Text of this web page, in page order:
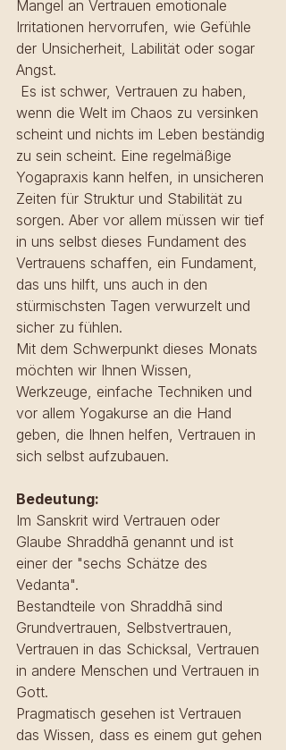
Mangel an Vertrauen emotionale
Irritationen hervorrufen, wie Gefühle
der Unsicherheit, Labilität oder sogar
Angst.
wenn die Welt im Chaos zu versinken
scheint und nichts im Leben beständig
zu sein scheint. Eine regelmäßige
Yogapraxis kann helfen, in unsicheren
Zeiten für Struktur und Stabilität zu
sorgen. Aber vor allem müssen wir tief
in uns selbst dieses Fundament des
Vertrauens schaffen, ein Fundament,
das uns hilft, uns auch in den
stürmischsten Tagen verwurzelt und
sicher zu fühlen.
Mit dem Schwerpunkt dieses Monats
möchten wir Ihnen Wissen,
Werkzeuge, einfache Techniken und
vor allem Yogakurse an die Hand
geben, die Ihnen helfen, Vertrauen in
sich selbst aufzubauen.
Bedeutung:
Im Sanskrit wird Vertrauen oder
Glaube Shraddhā genannt und ist
einer der "sechs Schätze des
Vedanta".
Bestandteile von Shraddhā sind
Grundvertrauen, Selbstvertrauen,
Vertrauen in das Schicksal, Vertrauen
in andere Menschen und Vertrauen in
Gott.
Pragmatisch gesehen ist Vertrauen
das Wissen, dass es einem gut gehen